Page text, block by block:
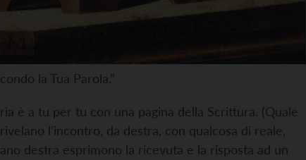
la Tua Parola.”
è a tu per tu con una pagina della Scrittura. (Quale
l’incontro, da destra, con qualcosa di reale,
destra esprimono la ricevuta e la risposta ad un